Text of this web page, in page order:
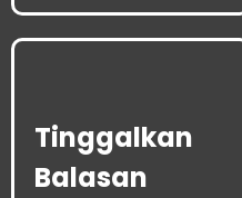
Tinggalkan
Balasan